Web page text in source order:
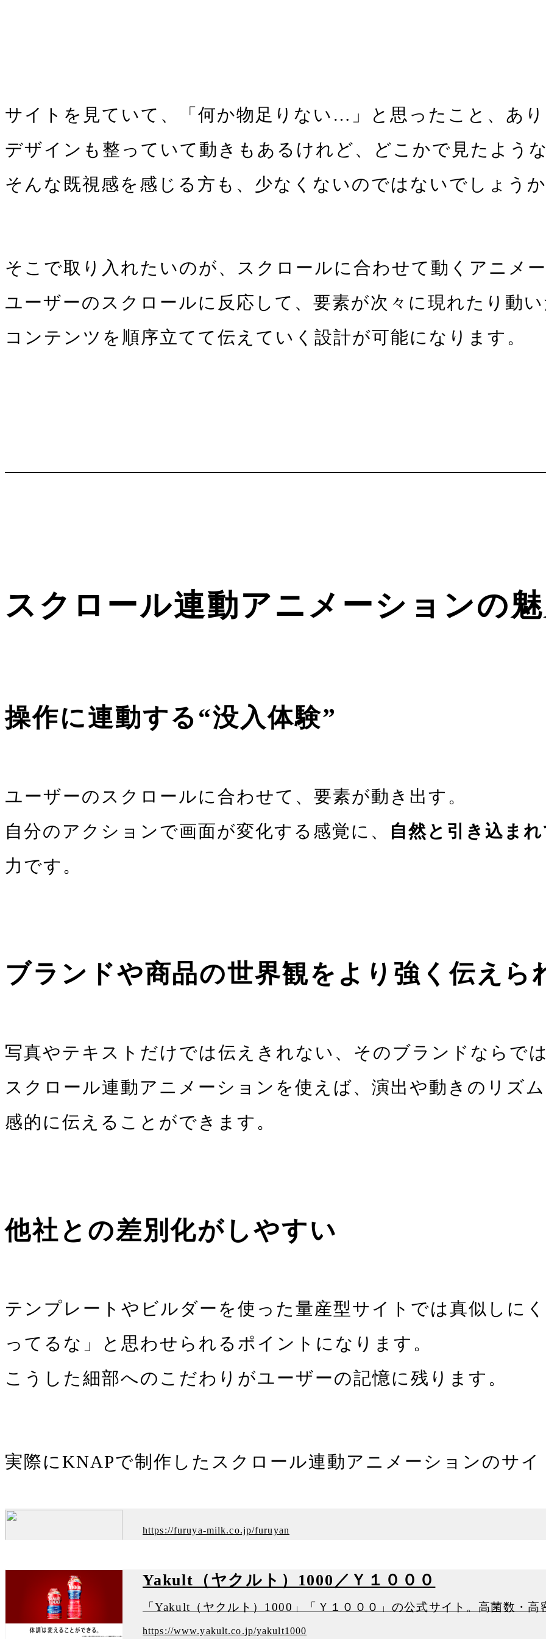
サイトを見ていて、「何か物足りない…」と思ったこと、あ
デザインも整っていて動きもあるけれど、どこかで見たよう
そんな既視感を感じる方も、少なくないのではないでしょう
そこで取り入れたいのが、スクロールに合わせて動くアニメ
ユーザーのスクロールに反応して、要素が次々に現れたり動
コンテンツを順序立てて伝えていく設計が可能になります。
スクロール連動アニメーションの
操作に連動する“没入体験”
ユーザーのスクロールに合わせて、要素が動き出す。
自分のアクションで画面が変化する感覚に、
自然と引き込ま
力です。
ブランドや商品の世界観をより強く伝えら
写真やテキストだけでは伝えきれない、そのブランドならで
スクロール連動アニメーションを使えば、演出や動きのリズ
感的に伝えることができます。
他社との差別化がしやすい
テンプレートやビルダーを使った量産型サイトでは真似しに
ってるな」と思わせられるポイントになります。
こうした細部へのこだわりがユーザーの記憶に残ります。
実際にKNAPで制作したスクロール連動アニメーションのサ
https://furuya-milk.co.jp/furuyan
Yakult（ヤクルト）1000／Ｙ１０００
https://www.yakult.co.jp/yakult1000